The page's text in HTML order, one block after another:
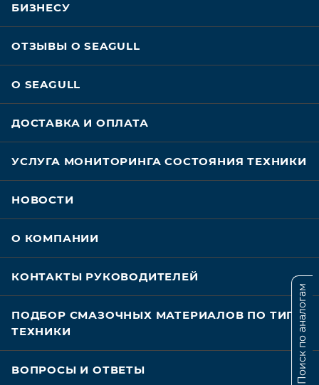
БИЗНЕСУ
ОТЗЫВЫ О SEAGULL
О SEAGULL
ДОСТАВКА И ОПЛАТА
УСЛУГА МОНИТОРИНГА СОСТОЯНИЯ ТЕХНИКИ
НОВОСТИ
О КОМПАНИИ
КОНТАКТЫ РУКОВОДИТЕЛЕЙ
ПОДБОР СМАЗОЧНЫХ МАТЕРИАЛОВ ПО ТИПУ
ТЕХНИКИ
ВОПРОСЫ И ОТВЕТЫ Поиск по аналогам